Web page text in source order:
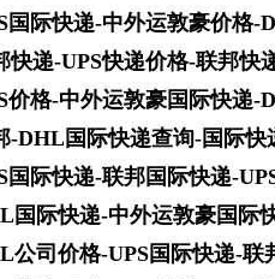
国际快递-中外运敦豪价格-
快递-UPS快递价格-联邦快
价格-中外运敦豪国际快递-
-DHL国际快递查询-国际快
国际快递-联邦国际快递-
国际快递-中外运敦豪国际
公司价格-UPS国际快递-联